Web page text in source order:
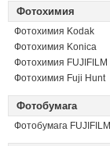
Фотохимия
Фотохимия Kodak
Фотохимия Konica
Фотохимия FUJIFILM
Фотохимия Fuji Hunt
Фотобумага
Фотобумага FUJIFILM